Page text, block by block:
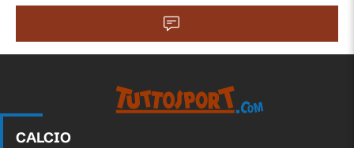
CALCIO